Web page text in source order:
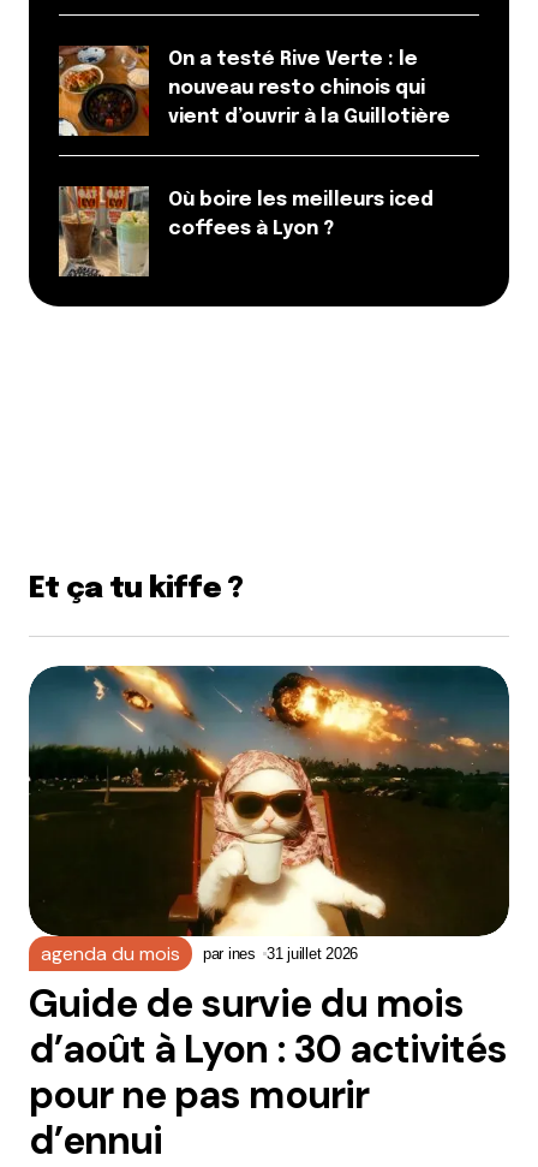
On a testé Rive Verte : le
nouveau resto chinois qui
vient d’ouvrir à la Guillotière
Où boire les meilleurs iced
coffees à Lyon ?
Et ça tu kiffe ?
agenda du mois par ines 31 juillet 2026
Guide de survie du mois
d’août à Lyon : 30 activités
pour ne pas mourir
d’ennui